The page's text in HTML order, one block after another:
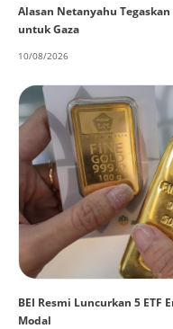
Alasan Netanyahu
untuk Gaza
10/08/2026
BEI Resmi Luncurkan 5 ETF
Modal